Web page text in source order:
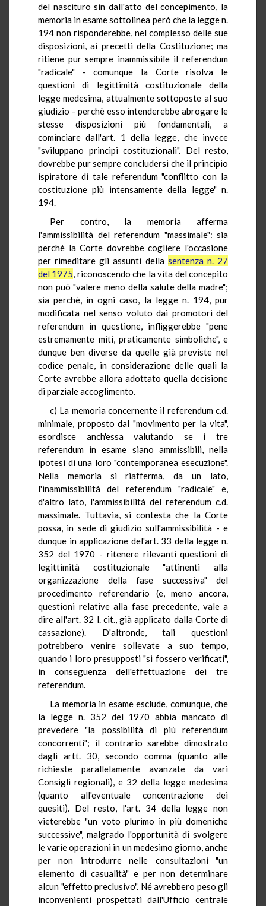
del nascituro sin dall'atto del concepimento, la
memoria in esame sottolinea però che la legge n.
194 non risponderebbe, nel complesso delle sue
disposizioni, ai precetti della Costituzione; ma
ritiene pur sempre inammissibile il referendum
"radicale" - comunque la Corte risolva le
questioni di legittimità costituzionale della
legge medesima, attualmente sottoposte al suo
giudizio - perchè esso intenderebbe abrogare le
stesse disposizioni più fondamentali, a
cominciare dall'art. 1 della legge, che invece
"sviluppano principi costituzionali". Del resto,
dovrebbe pur sempre concludersi che il principio
ispiratore di tale referendum "conflitto con la
costituzione più intensamente della legge" n.
194.
Per contro, la memoria afferma
l'ammissibilità del referendum "massimale": sia
perchè la Corte dovrebbe cogliere l'occasione
per rimeditare gli assunti della sentenza n. 27
del 1975, riconoscendo che la vita del concepito
non può "valere meno della salute della madre";
sia perchè, in ogni caso, la legge n. 194, pur
modificata nel senso voluto dai promotori del
referendum in questione, infliggerebbe "pene
estremamente miti, praticamente simboliche", e
dunque ben diverse da quelle già previste nel
codice penale, in considerazione delle quali la
Corte avrebbe allora adottato quella decisione
di parziale accoglimento.
c) La memoria concernente il referendum c.d.
minimale, proposto dal "movimento per la vita",
esordisce anch'essa valutando se i tre
referendum in esame siano ammissibili, nella
ipotesi di una loro "contemporanea esecuzione".
Nella memoria si riafferma, da un lato,
l'inammissibilità del referendum "radicale" e,
d'altro lato, l'ammissibilità del referendum c.d.
massimale. Tuttavia, si contesta che la Corte
possa, in sede di giudizio sull'ammissibilità - e
dunque in applicazione del'art. 33 della legge n.
352 del 1970 - ritenere rilevanti questioni di
legittimità costituzionale "attinenti alla
organizzazione della fase successiva" del
procedimento referendario (e, meno ancora,
questioni relative alla fase precedente, vale a
dire all'art. 32 l. cit., già applicato dalla Corte di
cassazione). D'altronde, tali questioni
potrebbero venire sollevate a suo tempo,
quando i loro presupposti "si fossero verificati",
in conseguenza dell'effettuazione dei tre
referendum.
La memoria in esame esclude, comunque, che
la legge n. 352 del 1970 abbia mancato di
prevedere "la possibilità di più referendum
concorrenti"; il contrario sarebbe dimostrato
dagli artt. 30, secondo comma (quanto alle
richieste parallelamente avanzate da vari
Consigli regionali), e 32 della legge medesima
(quanto all'eventuale concentrazione dei
quesiti). Del resto, l'art. 34 della legge non
vieterebbe "un voto plurimo in più domeniche
successive", malgrado l'opportunità di svolgere
le varie operazioni in un medesimo giorno, anche
per non introdurre nelle consultazioni "un
elemento di casualità" e per non determinare
alcun "effetto preclusivo". Né avrebbero peso gli
inconvenienti prospettati dall'Ufficio centrale